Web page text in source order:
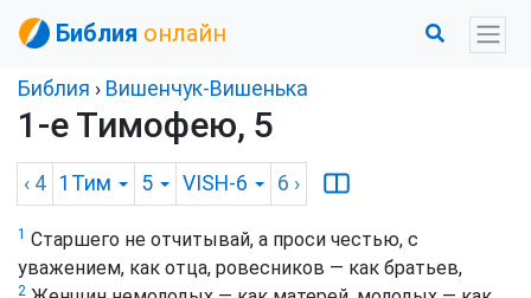
Библия онлайн
Библия › Вишенчук-Вишенька
1-е Тимофею, 5
‹ 4 1Тим 5 VISH-6 6 ›
1 Старшего не отчитывай, а проси честью, с
уважением, как отца, ровесников — как братьев,
2